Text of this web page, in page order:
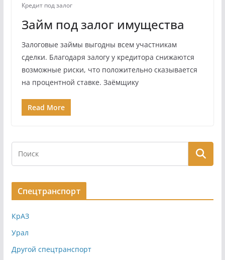
Кредит под залог
Займ под залог имущества
Залоговые займы выгодны всем участникам
сделки. Благодаря залогу у кредитора снижаются
возможные риски, что положительно сказывается
на процентной ставке. Заёмщику
Read More
Спецтранспорт
КрАЗ
Урал
Другой спецтранспорт